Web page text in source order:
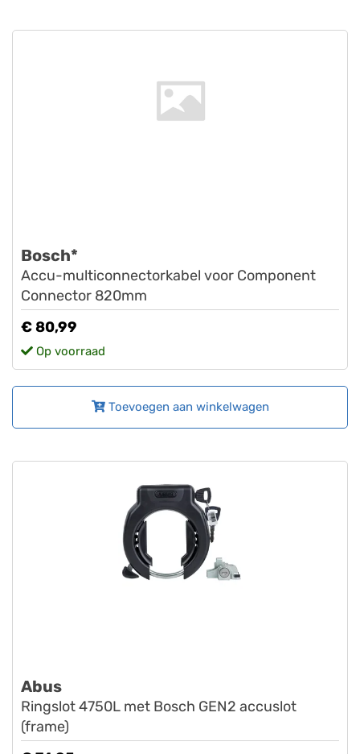
Bosch*
Accu-multiconnectorkabel voor Component
Connector 820mm
€ 80,99
Op voorraad
Toevoegen aan winkelwagen
Abus
Ringslot 4750L met Bosch GEN2 accuslot
(frame)